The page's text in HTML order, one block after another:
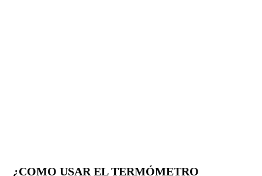
¿COMO USAR EL TERMÓMETRO